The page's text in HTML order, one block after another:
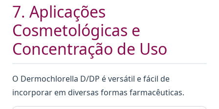
7. Aplicações
Cosmetológicas e
Concentração de Uso
O Dermochlorella D/DP é versátil e fácil de
incorporar em diversas formas farmacêuticas.